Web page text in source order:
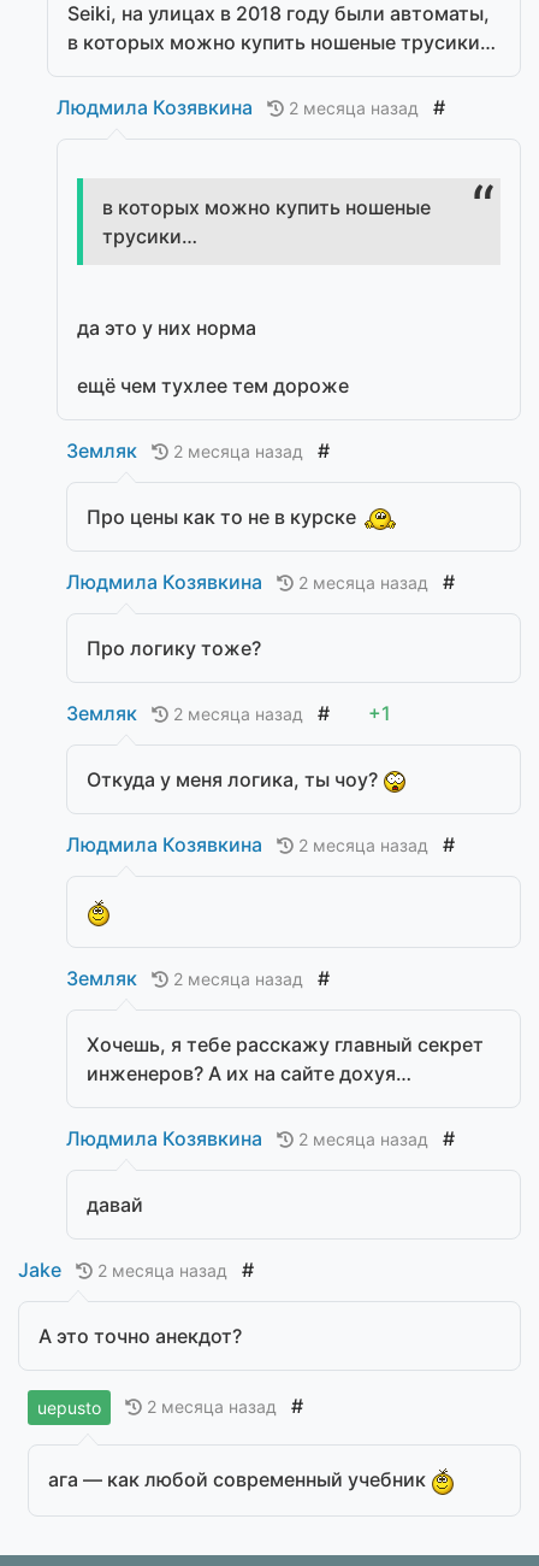
Seiki, на улицах в 2018 году были автоматы,
в которых можно купить ношеные трусики…
Людмила Козявкина 2 месяца назад #
в которых можно купить ношеные
трусики…
да это у них норма
ещё чем тухлее тем дороже
Земляк 2 месяца назад #
Про цены как то не в курске
Людмила Козявкина 2 месяца назад #
Про логику тоже?
Земляк 2 месяца назад # +1
Откуда у меня логика, ты чоу?
Людмила Козявкина 2 месяца назад #
Земляк 2 месяца назад #
Хочешь, я тебе расскажу главный секрет
инженеров? А их на сайте дохуя…
Людмила Козявкина 2 месяца назад #
давай
Jake 2 месяца назад #
А это точно анекдот?
uepusto 2 месяца назад #
ага — как любой современный учебник